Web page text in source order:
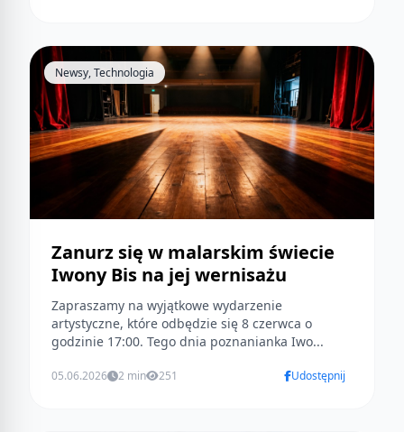
Newsy, Technologia
Zanurz się w malarskim świecie
Iwony Bis na jej wernisażu
Zapraszamy na wyjątkowe wydarzenie
artystyczne, które odbędzie się 8 czerwca o
godzinie 17:00. Tego dnia poznanianka Iwo...
05.06.2026 2 min 251 Udostępnij